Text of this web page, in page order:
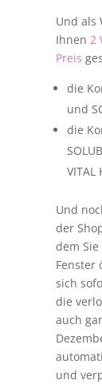
Und als
Ihnen 2
Preis
die
und
die
VITAL
Und
der
dem
Fenster
sich
die
auch
und